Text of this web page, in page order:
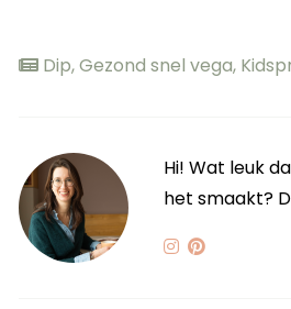
Dip,Gezond snel vega,
Hi! Wat leuk
het smaakt?